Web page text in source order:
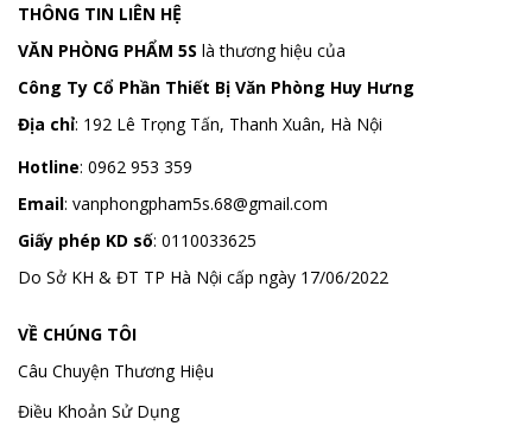
THÔNG TIN LIÊN HỆ
VĂN PHÒNG PHẨM 5S là thương hiệu của
Công Ty Cổ Phần Thiết Bị Văn Phòng Huy Hưng
Địa chỉ: 192 Lê Trọng Tấn, Thanh Xuân, Hà Nội
Hotline: 0962 953 359
Email: vanphongpham5s.68@gmail.com
Giấy phép KD số: 0110033625
Do Sở KH & ĐT TP Hà Nội cấp ngày 17/06/2022
VỀ CHÚNG TÔI
Câu Chuyện Thương Hiệu
Điều Khoản Sử Dụng